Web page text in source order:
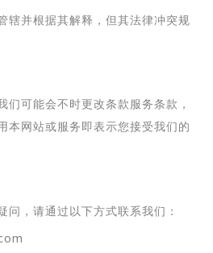
辖并根据其解释，但其法律冲突规
们可能会不时更改条款服务条款，
本网站或服务即表示您接受我们的
问，请通过以下方式联系我们：